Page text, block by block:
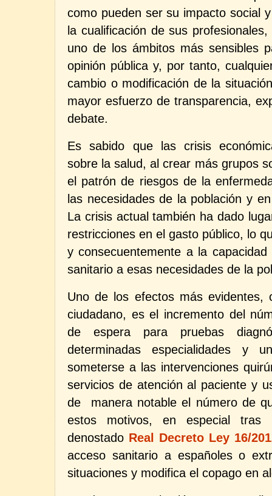
como pueden ser su impacto social
la cualificación de sus
uno de los ámbitos más sensibles
opinión pública y, por tanto,
cambio o modificación de la
mayor esfuerzo de transparencia,
debate.
Es sabido que las crisis
sobre la salud, al crear más grupos
el patrón de riesgos de la
las necesidades de la población y
La crisis actual también ha dado
restricciones en el gasto público, lo
y consecuentemente a la
sanitario a esas necesidades de la
Uno de los efectos más evidentes,
ciudadano, es el incremento del
de espera para pruebas
determinadas especialidades y
someterse a las intervenciones
servicios de atención al paciente y
de
manera notable el número de
estos motivos, en especial tras
denostado Real Decreto Ley 16/
acceso sanitario a españoles o
situaciones y modifica el copago en